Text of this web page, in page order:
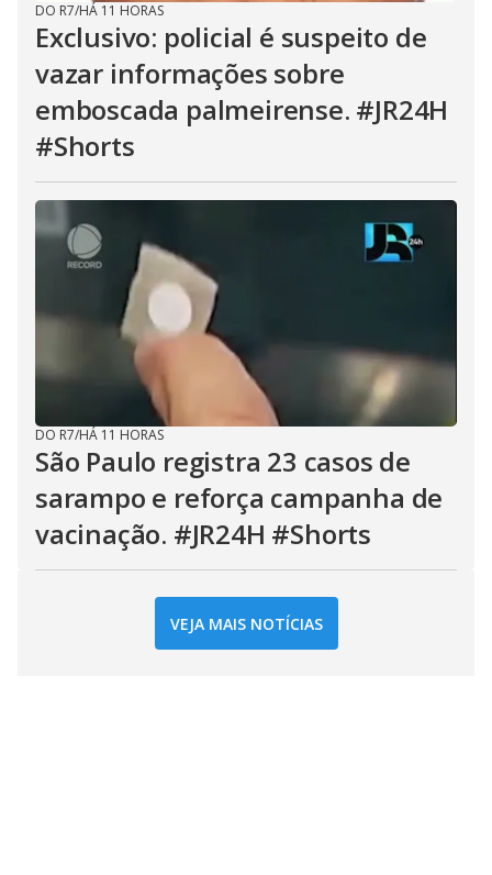
DO R7/HÁ 11 HORAS
Exclusivo: policial é suspeito de
vazar informações sobre
emboscada palmeirense. #JR24H
#Shorts
DO R7/HÁ 11 HORAS
São Paulo registra 23 casos de
sarampo e reforça campanha de
vacinação. #JR24H #Shorts
VEJA MAIS NOTÍCIAS